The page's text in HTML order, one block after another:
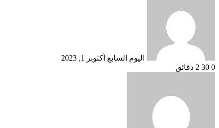
اليوم السابع أكتوبر 1, 2023
0
2 دقائق